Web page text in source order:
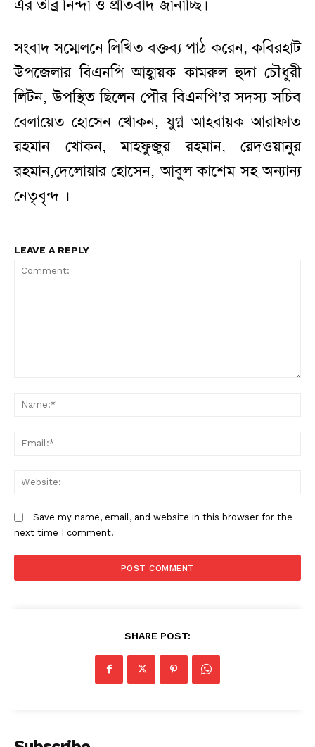
এর তীব্র নিন্দা ও প্রতিবাদ জানাচ্ছি।
সংবাদ সম্মেলনে লিখিত বক্তব্য পাঠ করেন, কবিরহাট
উপজেলার বিএনপি আহ্বায়ক কামরুল হুদা চৌধুরী
লিটন, উপস্থিত ছিলেন পৌর বিএনপি’র সদস্য সচিব
বেলায়েত হোসেন খোকন, যুগ্ন আহবায়ক আরাফাত
রহমান খোকন, মাহফুজুর রহমান, রেদওয়ানুর
রহমান,দেলোয়ার হোসেন, আবুল কাশেম সহ অন্যান্য
নেতৃবৃন্দ ।
LEAVE A REPLY
Save my name, email, and website in this browser for the
next time I comment.
SHARE POST: